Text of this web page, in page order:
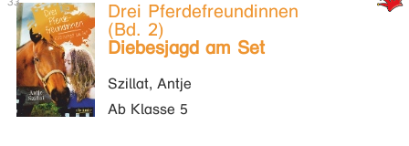
Drei Pferdefreundinnen
(Bd. 2)
Diebesjagd am Set
Szillat, Antje
Ab Klasse 5